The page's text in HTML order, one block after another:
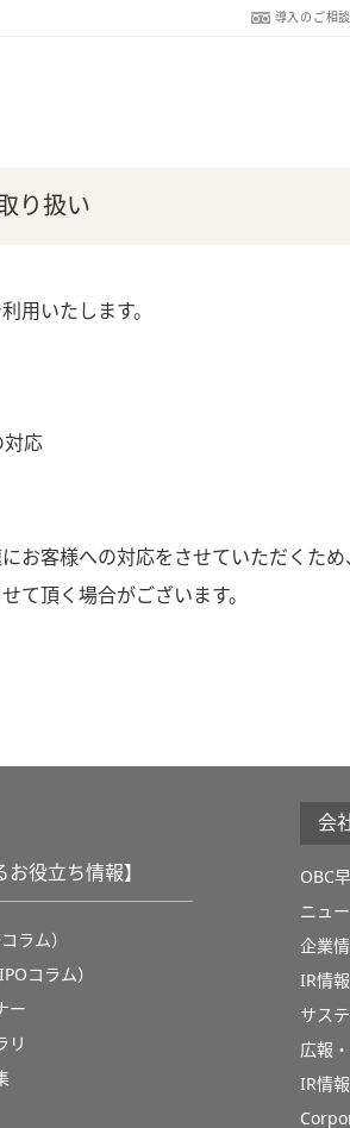
導入のご相談
り扱い
用いたします。
対応
お客様への対応をさせていただくため
て頂く場合がございます。
お役立ち情報】
ラム）
コラム）
ー
リ
会
OBC
ニュ
企業
IR情報
サス
広報
IR情